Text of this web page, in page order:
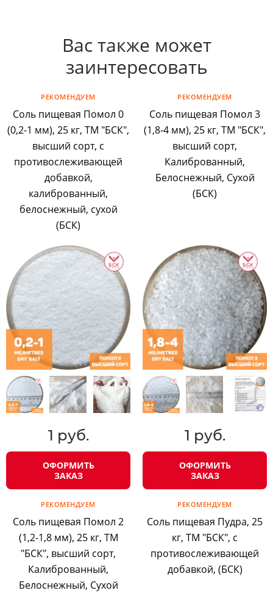
Вас также может
заинтересовать
РЕКОМЕНДУЕМ
Соль пищевая Помол 0
(0,2-1 мм), 25 кг, ТМ "БСК",
высший сорт, с
противослеживающей
добавкой,
калиброванный,
белоснежный, сухой
(БСК)
1 руб.
ОФОРМИТЬ
ЗАКАЗ
РЕКОМЕНДУЕМ
Соль пищевая Помол 3
(1,8-4 мм), 25 кг, ТМ "БСК",
высший сорт,
Калиброванный,
Белоснежный, Сухой
(БСК)
1 руб.
ОФОРМИТЬ
ЗАКАЗ
РЕКОМЕНДУЕМ
Соль пищевая Помол 2
(1,2-1,8 мм), 25 кг, ТМ
"БСК", высший сорт,
Калиброванный,
Белоснежный, Сухой
РЕКОМЕНДУЕМ
Соль пищевая Пудра, 25
кг, ТМ "БСК", с
противослеживающей
добавкой, (БСК)